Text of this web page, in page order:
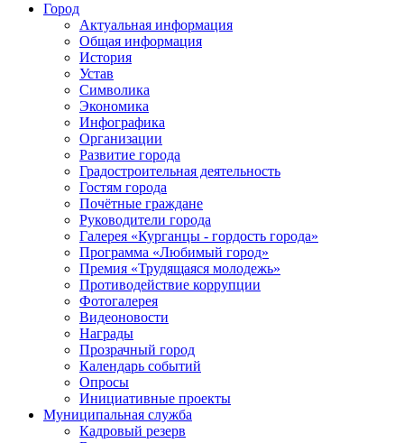
Город
Актуальная информация
Общая информация
История
Устав
Символика
Экономика
Инфографика
Организации
Развитие города
Градостроительная деятельность
Гостям города
Почётные граждане
Руководители города
Галерея «Курганцы - гордость города»
Программа «Любимый город»
Премия «Трудящаяся молодежь»
Противодействие коррупции
Фотогалерея
Видеоновости
Награды
Прозрачный город
Календарь событий
Опросы
Инициативные проекты
Муниципальная служба
Кадровый резерв